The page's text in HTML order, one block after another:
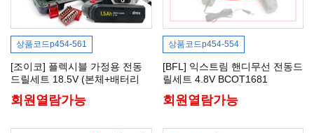
상품코드p454-561
[조이코] 플렉시블 가정용 전동
드릴세트 18.5V (본체+배터리
+비트 총 60pcs)
회원열람가능
상품코드p454-554
[BFL] 익스트림 핸디무선 전동드
릴세트 4.8V BCOT1681
회원열람가능